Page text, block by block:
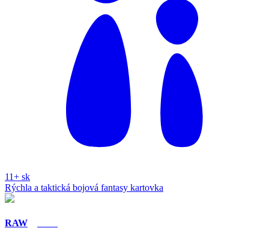
11+ sk
Rýchla a taktická bojová fantasy kartovka
RAW